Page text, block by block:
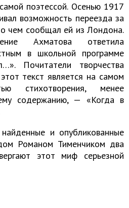
поэтессой. Осенью 1917
возможность переезда за
чем сообщал ей из Лондона.
Ахматова ответила
в школьной программе
Почитатели творчества
текст является на самом
стихотворения, менее
содержанию, — «Когда в
и опубликованные
Романом Тименчиком два
этот миф серьезной